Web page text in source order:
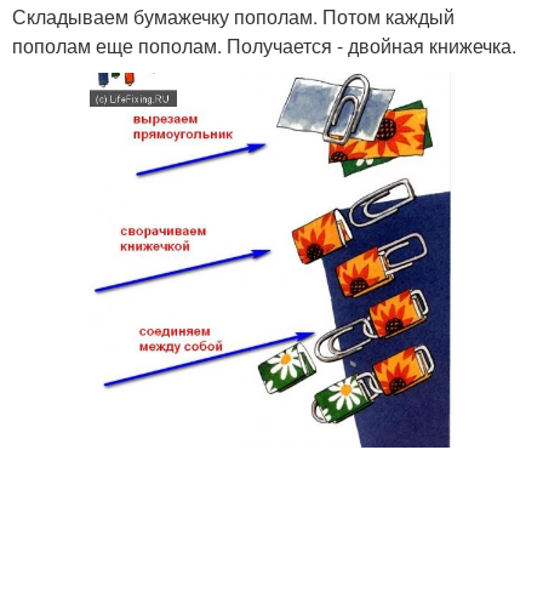
Складываем бумажечку пополам. Потом каждый
пополам еще пополам. Получается - двойная книжечка.